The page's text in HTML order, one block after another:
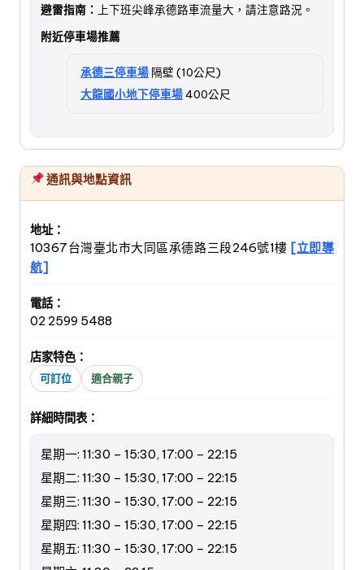
避雷指南：
上下班尖峰承德路車流量大，請注意路況。
附近停車場推薦
承德三停車場 隔壁 (10公尺)
大龍國小地下停車場400公尺
通訊與地點資訊
地址：
10367台灣臺北市大同區承德路三段246號1樓 [立即導
航]
電話：
02 2599 5488
店家特色：
可訂位 適合親子
詳細時間表：
星期一: 11:30 – 15:30, 17:00 – 22:15
星期二: 11:30 – 15:30, 17:00 – 22:15
星期三: 11:30 – 15:30, 17:00 – 22:15
星期四: 11:30 – 15:30, 17:00 – 22:15
星期五: 11:30 – 15:30, 17:00 – 22:15